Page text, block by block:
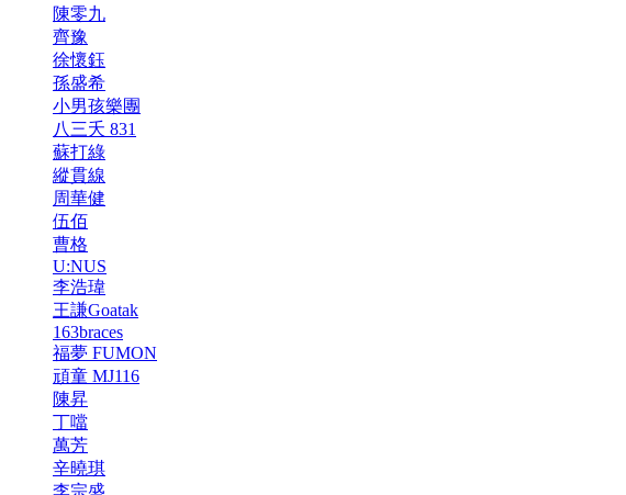
陳零九
齊豫
徐懷鈺
孫盛希
小男孩樂團
八三夭 831
蘇打綠
縱貫線
周華健
伍佰
曹格
U:NUS
李浩瑋
王謙Goatak
163braces
福夢 FUMON
頑童 MJ116
陳昇
丁噹
萬芳
辛曉琪